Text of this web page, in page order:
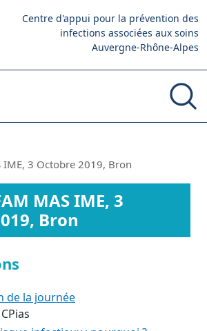
Centre d'appui pour la prévention des
infections associées aux soins
Auvergne-Rhône-Alpes
IME, 3 Octobre 2019, Bron
MAS IME, 3
Bron
de la journée